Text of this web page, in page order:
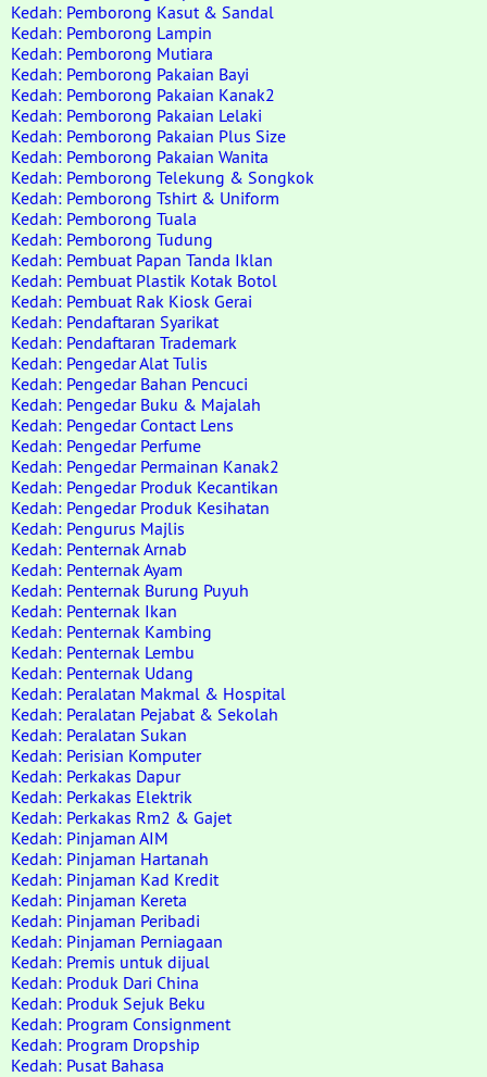
Kedah: Pemborong Kasut & Sandal
Kedah: Pemborong Lampin
Kedah: Pemborong Mutiara
Kedah: Pemborong Pakaian Bayi
Kedah: Pemborong Pakaian Kanak2
Kedah: Pemborong Pakaian Lelaki
Kedah: Pemborong Pakaian Plus Size
Kedah: Pemborong Pakaian Wanita
Kedah: Pemborong Telekung & Songkok
Kedah: Pemborong Tshirt & Uniform
Kedah: Pemborong Tuala
Kedah: Pemborong Tudung
Kedah: Pembuat Papan Tanda Iklan
Kedah: Pembuat Plastik Kotak Botol
Kedah: Pembuat Rak Kiosk Gerai
Kedah: Pendaftaran Syarikat
Kedah: Pendaftaran Trademark
Kedah: Pengedar Alat Tulis
Kedah: Pengedar Bahan Pencuci
Kedah: Pengedar Buku & Majalah
Kedah: Pengedar Contact Lens
Kedah: Pengedar Perfume
Kedah: Pengedar Permainan Kanak2
Kedah: Pengedar Produk Kecantikan
Kedah: Pengedar Produk Kesihatan
Kedah: Pengurus Majlis
Kedah: Penternak Arnab
Kedah: Penternak Ayam
Kedah: Penternak Burung Puyuh
Kedah: Penternak Ikan
Kedah: Penternak Kambing
Kedah: Penternak Lembu
Kedah: Penternak Udang
Kedah: Peralatan Makmal & Hospital
Kedah: Peralatan Pejabat & Sekolah
Kedah: Peralatan Sukan
Kedah: Perisian Komputer
Kedah: Perkakas Dapur
Kedah: Perkakas Elektrik
Kedah: Perkakas Rm2 & Gajet
Kedah: Pinjaman AIM
Kedah: Pinjaman Hartanah
Kedah: Pinjaman Kad Kredit
Kedah: Pinjaman Kereta
Kedah: Pinjaman Peribadi
Kedah: Pinjaman Perniagaan
Kedah: Premis untuk dijual
Kedah: Produk Dari China
Kedah: Produk Sejuk Beku
Kedah: Program Consignment
Kedah: Program Dropship
Kedah: Pusat Bahasa